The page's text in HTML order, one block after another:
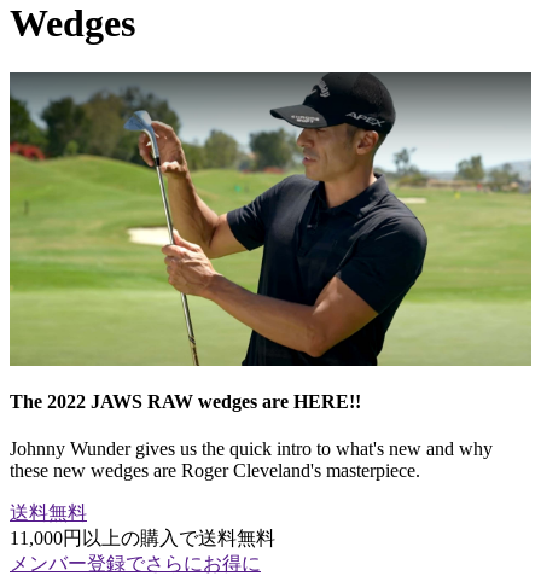
Wedges
The 2022 JAWS RAW wedges are HERE!!
Johnny Wunder gives us the quick intro to what's new and why
these new wedges are Roger Cleveland's masterpiece.
送料無料
11,000円以上の購入で送料無料
メンバー登録でさらにお得に